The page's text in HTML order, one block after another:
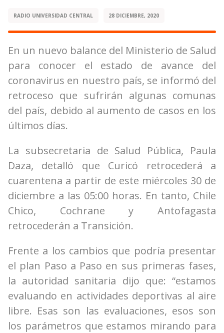
RADIO UNIVERSIDAD CENTRAL 28 DICIEMBRE, 2020
En un nuevo balance del Ministerio de Salud
para conocer el estado de avance del
coronavirus en nuestro país, se informó del
retroceso que sufrirán algunas comunas
del país, debido al aumento de casos en los
últimos días.
La subsecretaria de Salud Pública, Paula
Daza, detalló que Curicó retrocederá a
cuarentena a partir de este miércoles 30 de
diciembre a las 05:00 horas. En tanto, Chile
Chico, Cochrane y Antofagasta
retrocederán a Transición.
Frente a los cambios que podría presentar
el plan Paso a Paso en sus primeras fases,
la autoridad sanitaria dijo que: “estamos
evaluando en actividades deportivas al aire
libre. Esas son las evaluaciones, esos son
los parámetros que estamos mirando para